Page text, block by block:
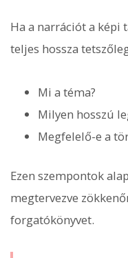
Ha a narrációt a képi
teljes hossza
Mi a téma?
Milyen hosszú
Megfelelő-e a
Ezen szempontok
megtervezve
forgatókönyvet.